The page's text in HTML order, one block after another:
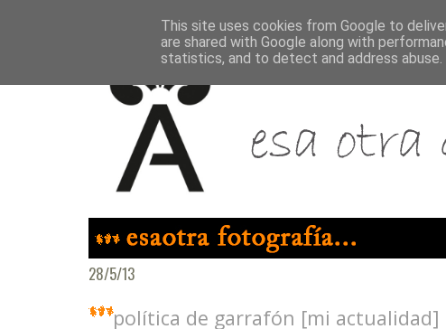
28/5/13
política de garrafón [mi actualidad]
This site uses cookies from Google to
are shared with Google along with
statistics, and to detect and address abuse.